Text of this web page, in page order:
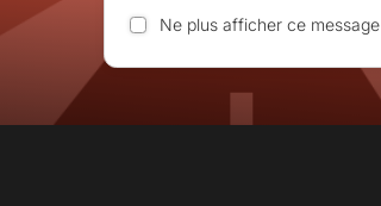
Ne plus afficher ce message